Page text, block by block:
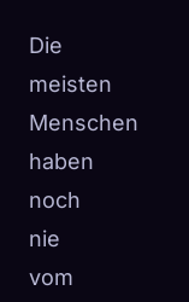
Die
meisten
Menschen
haben
noch
nie
vom